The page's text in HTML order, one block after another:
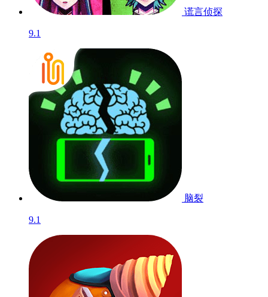
谎言侦探
9.1
脑裂
9.1